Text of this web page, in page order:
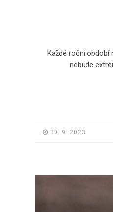
Každé roční období
nebude
30. 9. 2023